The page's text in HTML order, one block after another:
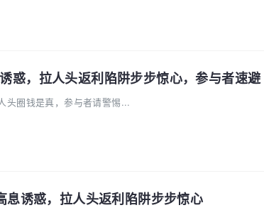
惑，拉人头返利陷阱步步惊心，参与者速避
头圈钱是真，参与者请警惕...
诱惑，拉人头返利陷阱步步惊心